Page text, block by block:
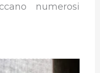
numerosi